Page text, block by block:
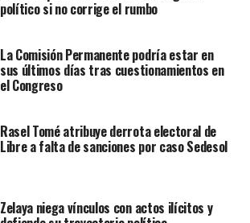
político si no corrige el rumbo
La Comisión Permanente podría estar en
sus últimos días tras cuestionamientos en
el Congreso
Rasel Tomé atribuye derrota electoral de
Libre a falta de sanciones por caso Sedesol
Zelaya niega vínculos con actos ilícitos y